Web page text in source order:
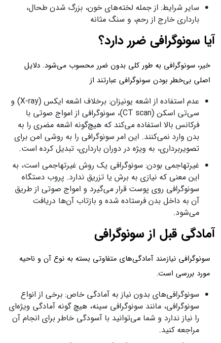
سایر شرایط: از جمله لخته‌های خون، بزرگ شدن طحال،
بارداری خارج از رحم، و سنگ مثانه
آیا سونوگرافی ضرر دارد؟
خیر، سونوگرافی به طور کلی بدون ضرر محسوب می‌شود. دلایل
اصلی بی‌خطر بودن سونوگرافی عبارتند از
عدم استفاده از اشعه یونیزان: برخلاف اشعه ایکس (X-ray) و
سی‌تی اسکن (CT scan)، سونوگرافی از امواج صوتی با
فرکانس بالا استفاده می‌کند که هیچ‌گونه اشعه مضری را به
بدن وارد نمی‌کنند. این امر سونوگرافی را به روشی امن برای
تصویربرداری، به ویژه در دوران بارداری، تبدیل کرده است.
غیرتهاجمی بودن: سونوگرافی یک روش غیرتهاجمی است، به
این معنی که نیازی به برش یا تزریق ندارد. پروب دستگاه
سونوگرافی روی پوست قرار می‌گیرد و امواج صوتی از طریق
آن به داخل بدن فرستاده شده و بازتاب آن‌ها دریافت
می‌شود.
آمادگی قبل از سونوگرافی
سونوگرافی نیازمند آمادگی‌های متفاوتی بسته به نوع آن و ناحیه
مورد بررسی است.
سونوگرافی‌های بدون نیاز به آمادگی خاص: برخی از انواع
سونوگرافی، مانند سونوگرافی سینه، هیچ‌ گونه آمادگی ویژه‌ای
را نیاز ندارد و شما می‌توانید با آسودگی خاطر برای انجام آن
مراجعه کنید.